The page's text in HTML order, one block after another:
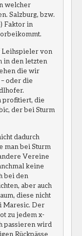
welcher
Salzburg, bzw.
Faktor in
Leihspieler von
in den letzten
die wir
oder die
profitiert, die
der bei Sturm
dadurch
man bei Sturm
Vereine
keine
bei den
aber auch
diese nicht
Maresic. Der
zu jedem x-
passieren wird
Rückpässe